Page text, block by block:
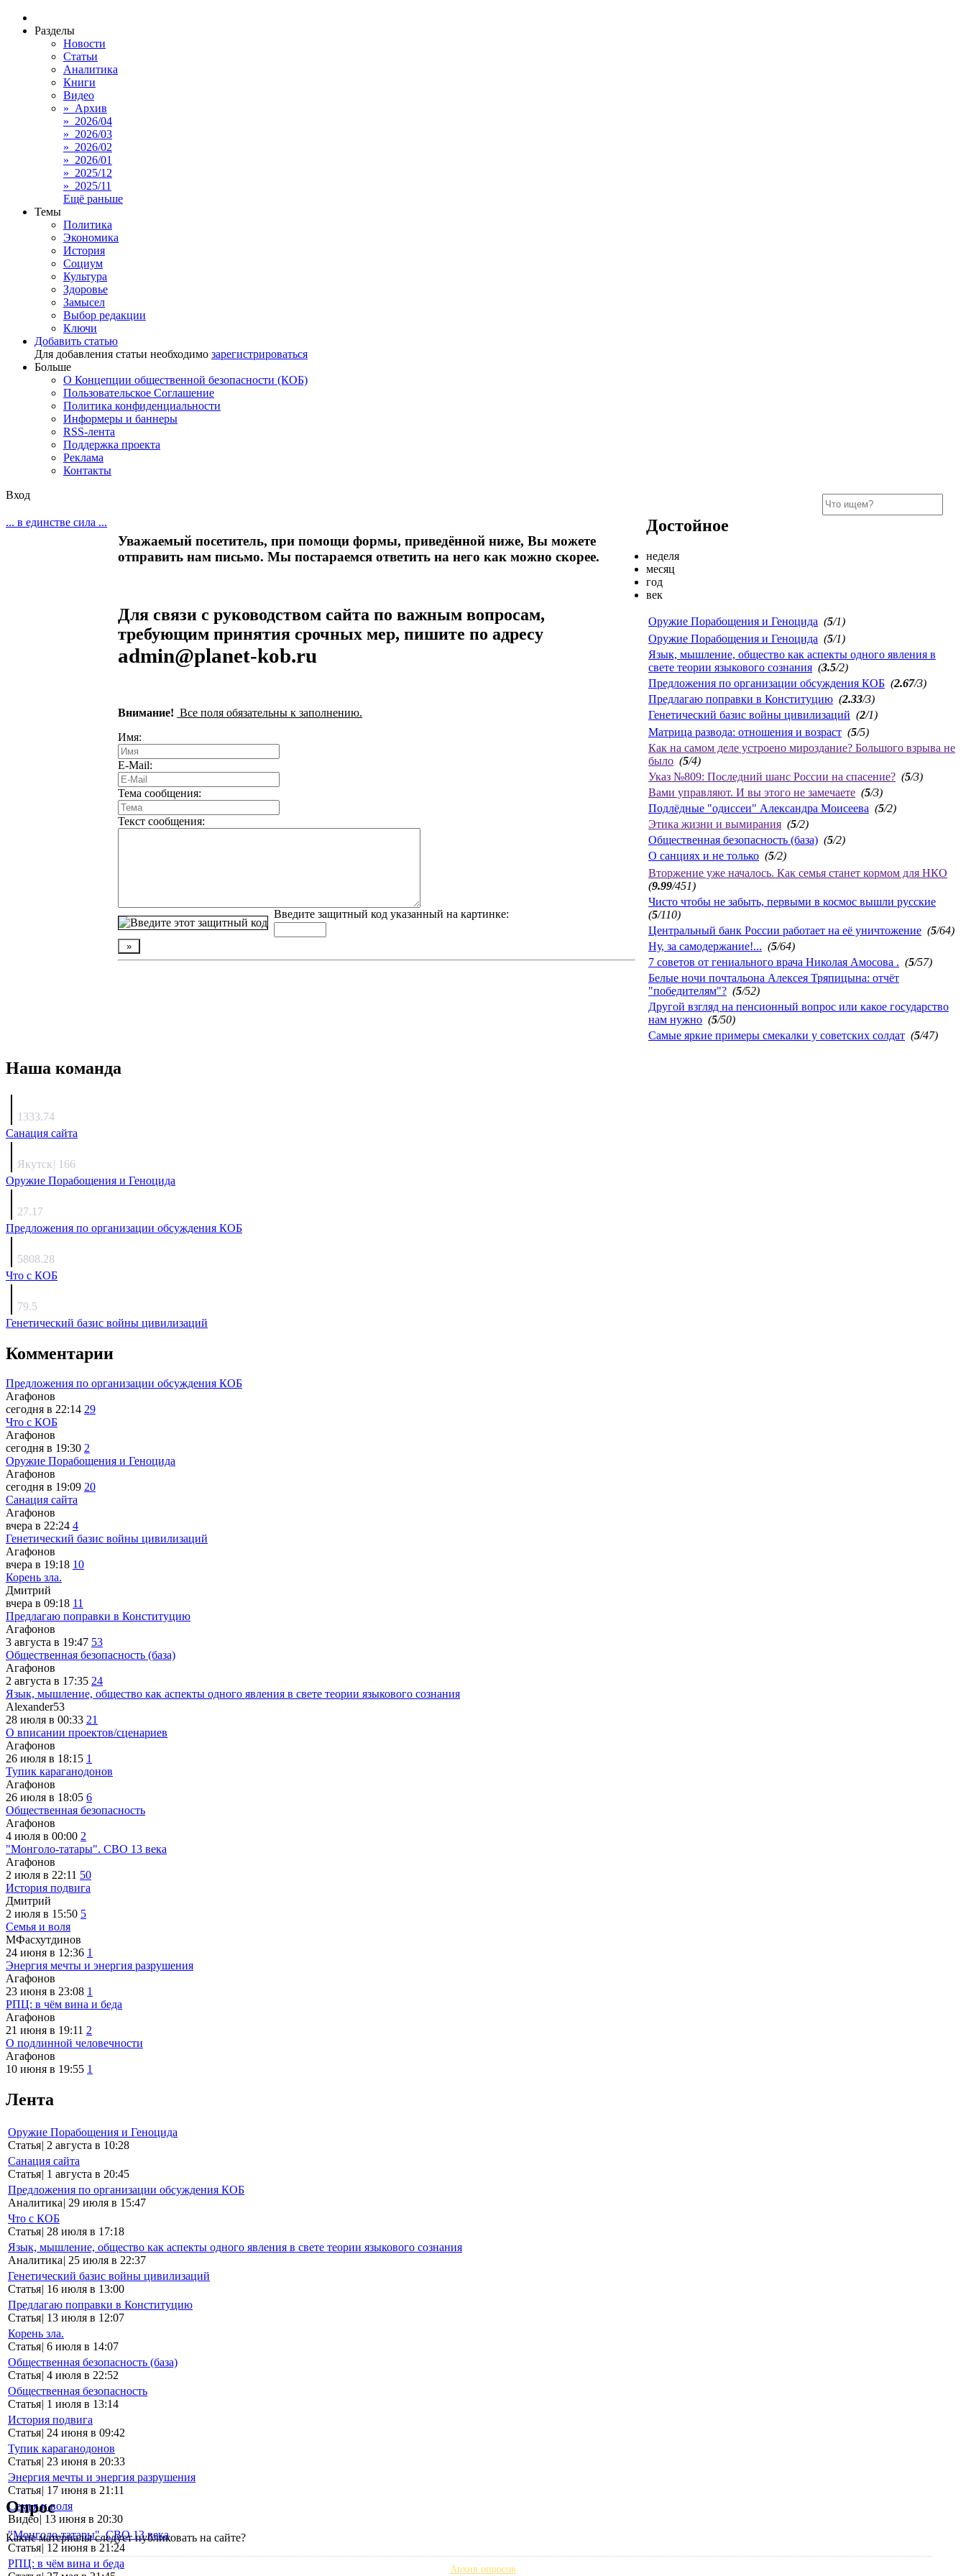
Разделы
Новости
Статьи
Аналитика
Книги
Видео
» Архив
» 2026/04
» 2026/03
» 2026/02
» 2026/01
» 2025/12
» 2025/11
Ещё раньше
Темы
Политика
Экономика
История
Социум
Культура
Здоровье
Замысел
Выбор редакции
Ключи
Добавить статью
Для добавления статьи необходимо зарегистрироваться
Больше
О Концепции общественной безопасности (КОБ)
Пользовательское Соглашение
Политика конфиденциальности
Информеры и баннеры
RSS-лента
Поддержка проекта
Реклама
Контакты
Вход
... в единстве сила ...
Уважаемый посетитель, при помощи формы, приведённой ниже, Вы можете
отправить нам письмо. Мы постараемся ответить на него как можно скорее.
Для связи с руководством сайта по важным вопросам,
требующим принятия срочных мер, пишите по адресу
admin@planet-kob.ru
Внимание! Все поля обязательны к заполнению.
Имя:
E-Mail:
Тема сообщения:
Текст сообщения:
Введите защитный код указанный на картинке:
Достойное
неделя
месяц
год
век
Оружие Порабощения и Геноцида (5/1)
Оружие Порабощения и Геноцида (5/1)
Язык, мышление, общество как аспекты одного явления в
свете теории языкового сознания (3.5/2)
Предложения по организации обсуждения КОБ (2.67/3)
Предлагаю поправки в Конституцию (2.33/3)
Генетический базис войны цивилизаций (2/1)
Матрица развода: отношения и возраст (5/5)
Как на самом деле устроено мироздание? Большого взрыва не
было (5/4)
Указ №809: Последний шанс России на спасение? (5/3)
Вами управляют. И вы этого не замечаете (5/3)
Подлёдные "одиссеи" Александра Моисеева (5/2)
Этика жизни и вымирания (5/2)
Общественная безопасность (база) (5/2)
О санциях и не только (5/2)
Вторжение уже началось. Как семья станет кормом для НКО
(9.99/451)
Чисто чтобы не забыть, первыми в космос вышли русские
(5/110)
Центральный банк России работает на её уничтожение (5/64)
Ну, за самодержание!... (5/64)
7 советов от гениального врача Николая Амосова . (5/57)
Белые ночи почтальона Алексея Тряпицына: отчёт
"победителям"? (5/52)
Другой взгляд на пенсионный вопрос или какое государство
нам нужно (5/50)
Самые яркие примеры смекалки у советских солдат (5/47)
Наша команда
1333.74
Санация сайта
Якутск| 166
Оружие Порабощения и Геноцида
27.17
Предложения по организации обсуждения КОБ
5808.28
Что с КОБ
79.5
Генетический базис войны цивилизаций
Комментарии
Предложения по организации обсуждения КОБ
Агафонов
сегодня в 22:14 29
Что с КОБ
Агафонов
сегодня в 19:30 2
Оружие Порабощения и Геноцида
Агафонов
сегодня в 19:09 20
Санация сайта
Агафонов
вчера в 22:24 4
Генетический базис войны цивилизаций
Агафонов
вчера в 19:18 10
Корень зла.
Дмитрий
вчера в 09:18 11
Предлагаю поправки в Конституцию
Агафонов
3 августа в 19:47 53
Общественная безопасность (база)
Агафонов
2 августа в 17:35 24
Язык, мышление, общество как аспекты одного явления в свете теории языкового сознания
Alexander53
28 июля в 00:33 21
О вписании проектов/сценариев
Агафонов
26 июля в 18:15 1
Тупик караганодонов
Агафонов
26 июля в 18:05 6
Общественная безопасность
Агафонов
4 июля в 00:00 2
"Монголо-татары". СВО 13 века
Агафонов
2 июля в 22:11 50
История подвига
Дмитрий
2 июля в 15:50 5
Семья и воля
МФасхутдинов
24 июня в 12:36 1
Энергия мечты и энергия разрушения
Агафонов
23 июня в 23:08 1
РПЦ: в чём вина и беда
Агафонов
21 июня в 19:11 2
О подлинной человечности
Агафонов
10 июня в 19:55 1
Лента
Оружие Порабощения и Геноцида
Статья| 2 августа в 10:28
Санация сайта
Статья| 1 августа в 20:45
Предложения по организации обсуждения КОБ
Аналитика| 29 июля в 15:47
Что с КОБ
Статья| 28 июля в 17:18
Язык, мышление, общество как аспекты одного явления в свете теории языкового сознания
Аналитика| 25 июля в 22:37
Генетический базис войны цивилизаций
Статья| 16 июля в 13:00
Предлагаю поправки в Конституцию
Статья| 13 июля в 12:07
Корень зла.
Статья| 6 июля в 14:07
Общественная безопасность (база)
Статья| 4 июля в 22:52
Общественная безопасность
Статья| 1 июля в 13:14
История подвига
Статья| 24 июня в 09:42
Тупик караганодонов
Статья| 23 июня в 20:33
Энергия мечты и энергия разрушения
Статья| 17 июня в 21:11
Семья и воля
Видео| 13 июня в 20:30
"Монголо-татары". СВО 13 века
Статья| 12 июня в 21:24
РПЦ: в чём вина и беда
Опрос
Какие материалы следует публиковать на сайте?
Архив опросов